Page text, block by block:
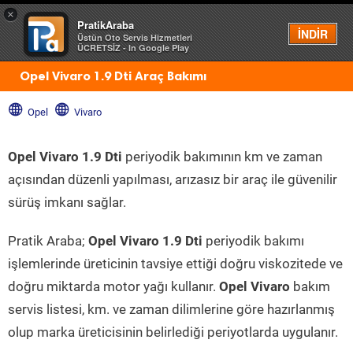
×
PratikAraba
Üstün Oto Servis Hizmetleri
ÜCRETSİZ - In Google Play
İNDİR
Menü
Opel Vivaro 1.9 Dti Araç Bakımı
Opel Vivaro
Opel Vivaro 1.9 Dti periyodik bakımının km ve zaman
açısından düzenli yapılması, arızasız bir araç ile güvenilir
sürüş imkanı sağlar.
Pratik Araba; Opel Vivaro 1.9 Dti periyodik bakımı
işlemlerinde üreticinin tavsiye ettiği doğru viskozitede ve
doğru miktarda motor yağı kullanır. Opel Vivaro bakım
servis listesi, km. ve zaman dilimlerine göre hazırlanmış
olup marka üreticisinin belirlediği periyotlarda uygulanır.